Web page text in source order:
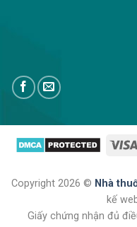
Copyright 2026 © Nhà
kế
Giấy chứng nhận đủ